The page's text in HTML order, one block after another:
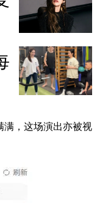
满，这场演出亦被视